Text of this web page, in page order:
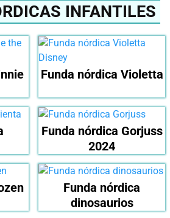
INFANTILES
Funda nórdica Violetta
Funda nórdica Gorjuss
2024
Funda nórdica
dinosaurios